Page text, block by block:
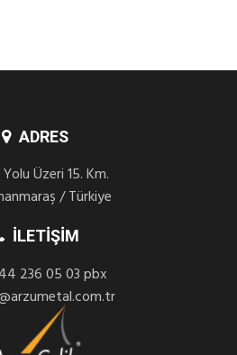
ADRES
Üzeri 15. Km.
/ Türkiye
İLETIŞIM
236 05 03 pbx